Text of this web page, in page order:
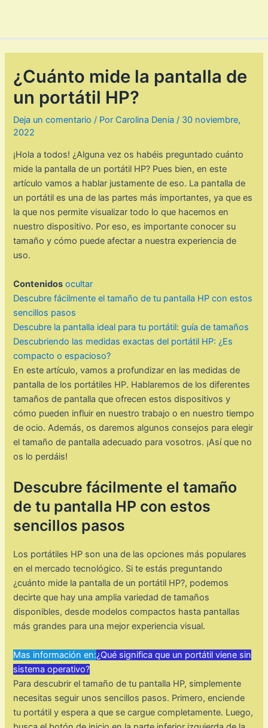
¿Cuánto mide la pantalla de
un portátil HP?
Deja un comentario / Por Carolina Denia/ 30 noviembre,
2022
¡Hola a todos! ¿Alguna vez os habéis preguntado cuánto
mide la pantalla de un portátil HP? Pues bien, en este
artículo vamos a hablar justamente de eso. La pantalla de
un portátil es una de las partes más importantes, ya que es
la que nos permite visualizar todo lo que hacemos en
nuestro dispositivo. Por eso, es importante conocer su
tamaño y cómo puede afectar a nuestra experiencia de
uso.
Contenidos ocultar
Descubre fácilmente el tamaño de tu pantalla HP con estos
sencillos pasos
Descubre la pantalla ideal para tu portátil: guía de tamaños
Descubriendo las medidas exactas del portátil HP: ¿Es
compacto o espacioso?
En este artículo, vamos a profundizar en las medidas de
pantalla de los portátiles HP. Hablaremos de los diferentes
tamaños de pantalla que ofrecen estos dispositivos y
cómo pueden influir en nuestro trabajo o en nuestro tiempo
de ocio. Además, os daremos algunos consejos para elegir
el tamaño de pantalla adecuado para vosotros. ¡Así que no
os lo perdáis!
Descubre fácilmente el tamaño
de tu pantalla HP con estos
sencillos pasos
Los portátiles HP son una de las opciones más populares
en el mercado tecnológico. Si te estás preguntando
¿cuánto mide la pantalla de un portátil HP?, podemos
decirte que hay una amplia variedad de tamaños
disponibles, desde modelos compactos hasta pantallas
más grandes para una mejor experiencia visual.
Mas información en:¿Qué significa que un portátil viene sin
sistema operativo?
Para descubrir el tamaño de tu pantalla HP, simplemente
necesitas seguir unos sencillos pasos. Primero, enciende
tu portátil y espera a que se cargue completamente. Luego,